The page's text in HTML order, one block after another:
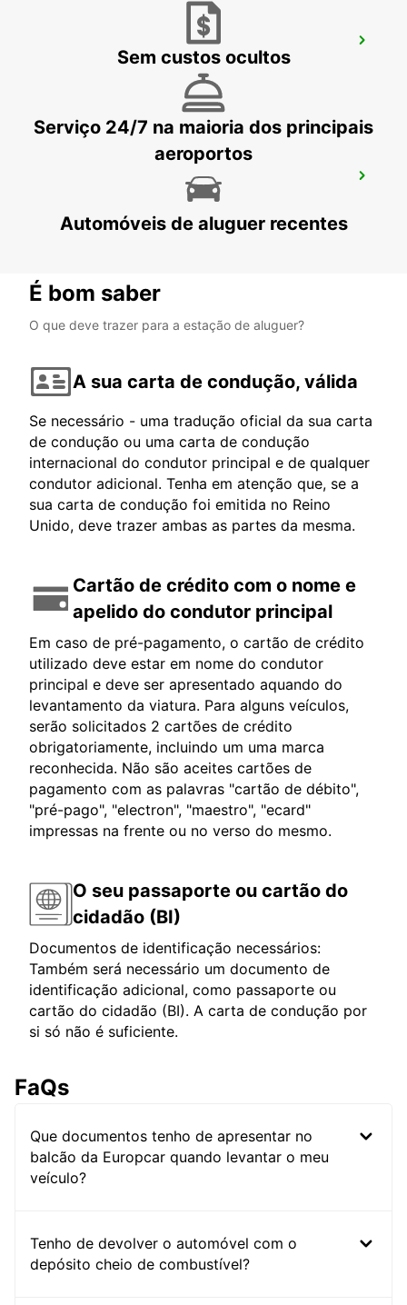
AEROPORTO DE BRINDISI
BRINDISI - ITALY
NOCERA INFERIORE - ITALY
Sem custos ocultos
Serviço 24/7 na maioria dos principais
aeroportos
Automóveis de aluguer recentes
É bom saber
O que deve trazer para a estação de aluguer?
A sua carta de condução, válida
Se necessário - uma tradução oficial da sua carta
de condução ou uma carta de condução
internacional do condutor principal e de qualquer
condutor adicional. Tenha em atenção que, se a
sua carta de condução foi emitida no Reino
Unido, deve trazer ambas as partes da mesma.
Cartão de crédito com o nome e
apelido do condutor principal
Em caso de pré-pagamento, o cartão de crédito
utilizado deve estar em nome do condutor
principal e deve ser apresentado aquando do
levantamento da viatura. Para alguns veículos,
serão solicitados 2 cartões de crédito
obrigatoriamente, incluindo um uma marca
reconhecida. Não são aceites cartões de
pagamento com as palavras "cartão de débito",
"pré-pago", "electron", "maestro", "ecard"
impressas na frente ou no verso do mesmo.
O seu passaporte ou cartão do
cidadão (BI)
Documentos de identificação necessários:
Também será necessário um documento de
identificação adicional, como passaporte ou
cartão do cidadão (BI). A carta de condução por
si só não é suficiente.
FaQs
Que documentos tenho de apresentar no
balcão da Europcar quando levantar o meu
veículo?
Tenho de devolver o automóvel com o
depósito cheio de combustível?